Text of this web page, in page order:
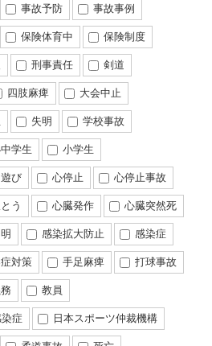
事故予防
事故事例
保険体育中
保険制度
刑事責任
剣道
四肢麻痺
大会中止
失明
学校事故
学生
小学生
び 心停止
心停止事故
う 心臓発作
心臓突然死
感染拡大防止
感染症
対策 手足麻痺
打球事故
教員
症
日本スポーツ仲裁機構